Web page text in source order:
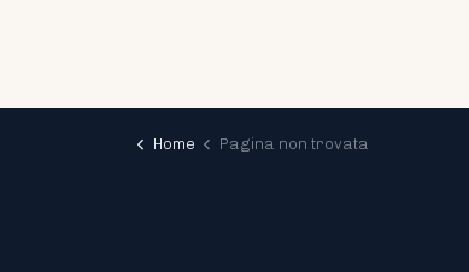
Home Pagina non trovata